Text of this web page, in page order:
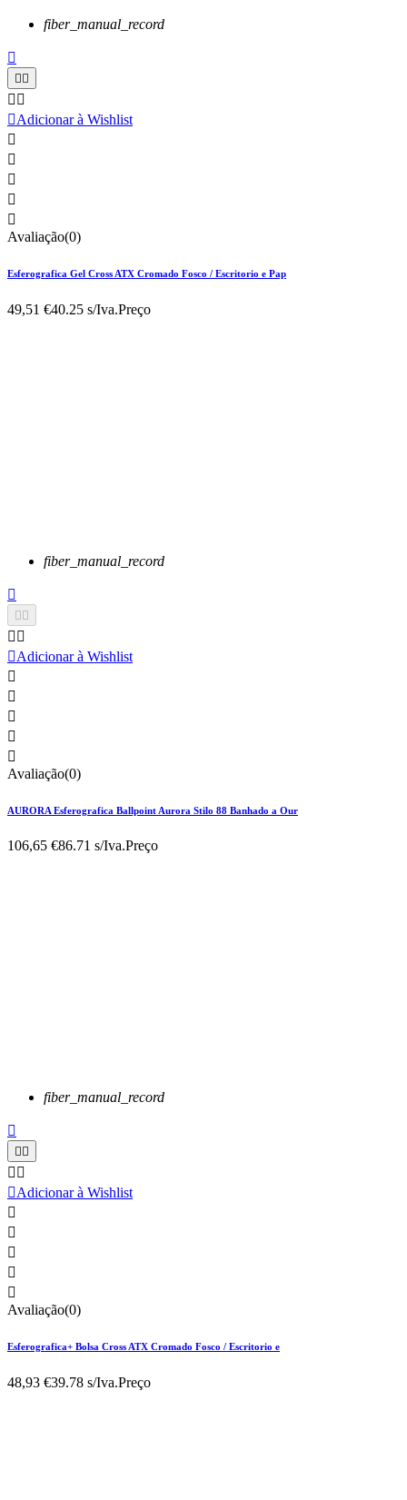
fiber_manual_record


 
Adicionar à Wishlist





Avaliação(0)
Esferografica Gel Cross ATX Cromado Fosco / Escritorio e Pap
49,51 €40.25 s/Iva.Preço
fiber_manual_record


 
Adicionar à Wishlist





Avaliação(0)
AURORA Esferografica Ballpoint Aurora Stilo 88 Banhado a Our
106,65 €86.71 s/Iva.Preço
fiber_manual_record

 
 
Adicionar à Wishlist





Avaliação(0)
Esferografica+ Bolsa Cross ATX Cromado Fosco / Escritorio e
48,93 €39.78 s/Iva.Preço